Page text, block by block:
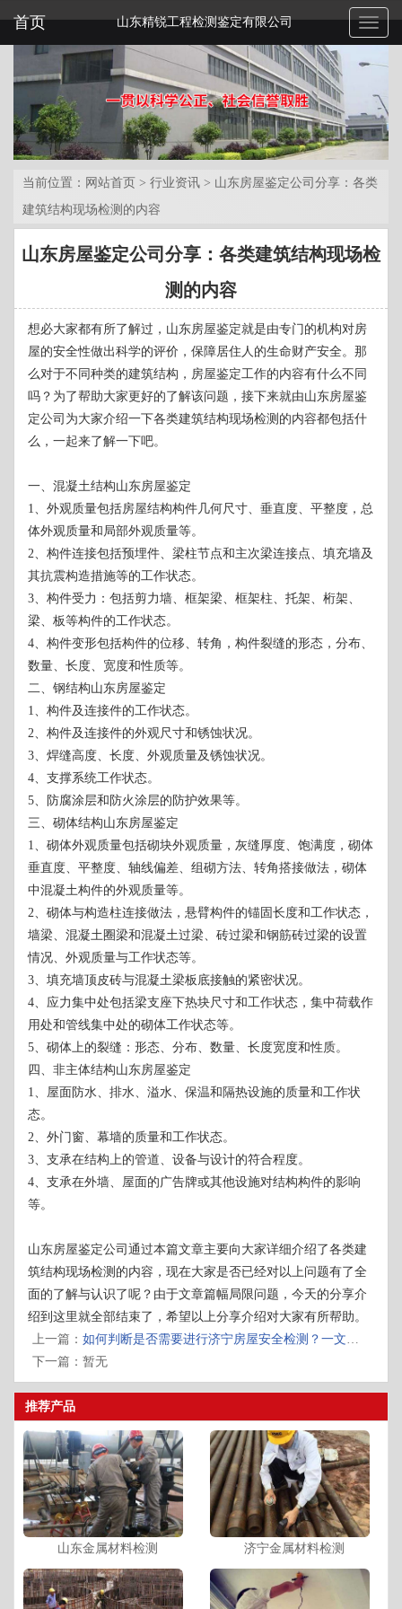
Toggle
首页 山东精锐工程检测鉴定有限公司
当前位置： 网站首页 > 行业资讯 > 山东房屋鉴定公司分享：各类
建筑结构现场检测的内容
山东房屋鉴定公司分享：各类建筑结构现场检
测的内容
想必大家都有所了解过，山东房屋鉴定就是由专门的机构对房
屋的安全性做出科学的评价，保障居住人的生命财产安全。那
么对于不同种类的建筑结构，房屋鉴定工作的内容有什么不同
吗？为了帮助大家更好的了解该问题，接下来就由山东房屋鉴
定公司为大家介绍一下各类建筑结构现场检测的内容都包括什
么，一起来了解一下吧。
一、混凝土结构山东房屋鉴定
1、外观质量包括房屋结构构件几何尺寸、垂直度、平整度，总
体外观质量和局部外观质量等。
2、构件连接包括预埋件、梁柱节点和主次梁连接点、填充墙及
其抗震构造措施等的工作状态。
3、构件受力：包括剪力墙、框架梁、框架柱、托架、桁架、
梁、板等构件的工作状态。
4、构件变形包括构件的位移、转角，构件裂缝的形态，分布、
数量、长度、宽度和性质等。
二、钢结构山东房屋鉴定
1、构件及连接件的工作状态。
2、构件及连接件的外观尺寸和锈蚀状况。
3、焊缝高度、长度、外观质量及锈蚀状况。
4、支撑系统工作状态。
5、防腐涂层和防火涂层的防护效果等。
三、砌体结构山东房屋鉴定
1、砌体外观质量包括砌块外观质量，灰缝厚度、饱满度，砌体
垂直度、平整度、轴线偏差、组砌方法、转角搭接做法，砌体
中混凝土构件的外观质量等。
2、砌体与构造柱连接做法，悬臂构件的锚固长度和工作状态，
墙梁、混凝土圈梁和混凝土过梁、砖过梁和钢筋砖过梁的设置
情况、外观质量与工作状态等。
3、填充墙顶皮砖与混凝土梁板底接触的紧密状况。
4、应力集中处包括梁支座下热块尺寸和工作状态，集中荷载作
用处和管线集中处的砌体工作状态等。
5、砌体上的裂缝：形态、分布、数量、长度宽度和性质。
四、非主体结构山东房屋鉴定
1、屋面防水、排水、溢水、保温和隔热设施的质量和工作状
态。
2、外门窗、幕墙的质量和工作状态。
3、支承在结构上的管道、设备与设计的符合程度。
4、支承在外墙、屋面的广告牌或其他设施对结构构件的影响
等。
山东房屋鉴定公司通过本篇文章主要向大家详细介绍了各类建
筑结构现场检测的内容，现在大家是否已经对以上问题有了全
面的了解与认识了呢？由于文章篇幅局限问题，今天的分享介
绍到这里就全部结束了，希望以上分享介绍对大家有所帮助。
上一篇： 如何判断是否需要进行济宁房屋安全检测？一文帮你梳理清楚！
下一篇：暂无
推荐产品
山东金属材料检测 济宁金属材料检测